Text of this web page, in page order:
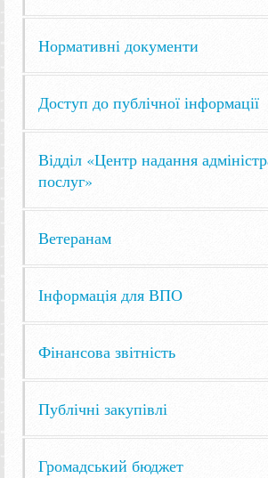
Нормативні документи
Доступ до публічної інформації
Відділ «Центр надання
послуг»
Ветеранам
Інформація для ВПО
Фінансова звітність
Публічні закупівлі
Громадський бюджет